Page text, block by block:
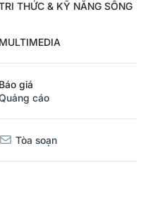
THỨC & KỸ NĂNG SỐNG
MULTIMEDIA
Báo giá
cáo
Tòa soạn